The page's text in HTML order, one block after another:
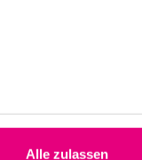
Alle zulassen